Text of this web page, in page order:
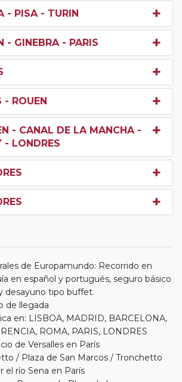
- PISA - TURIN
- GINEBRA - PARIS
- ROUEN
- CANAL DE LA MANCHA -
- LONDRES
de Europamundo: Recorrido en
en español y portugués, seguro básico
desayuno tipo buffet.
de llegada
en: LISBOA, MADRID, BARCELONA,
ROMA, PARIS, LONDRES
de Versalles en París
/ Plaza de San Marcos / Tronchetto
el río Sena en París